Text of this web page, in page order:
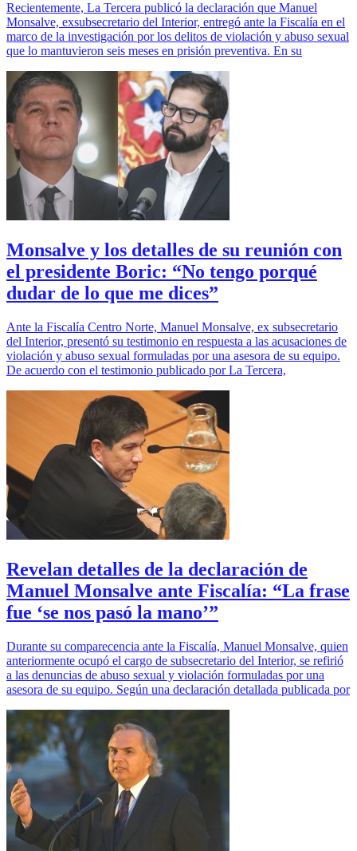
Recientemente, La Tercera publicó la declaración que Manuel
Monsalve, exsubsecretario del Interior, entregó ante la Fiscalía en el
marco de la investigación por los delitos de violación y abuso sexual
que lo mantuvieron seis meses en prisión preventiva. En su
Monsalve y los detalles de su reunión con
el presidente Boric: “No tengo porqué
dudar de lo que me dices”
Ante la Fiscalía Centro Norte, Manuel Monsalve, ex subsecretario
del Interior, presentó su testimonio en respuesta a las acusaciones de
violación y abuso sexual formuladas por una asesora de su equipo.
De acuerdo con el testimonio publicado por La Tercera,
Revelan detalles de la declaración de
Manuel Monsalve ante Fiscalía: “La frase
fue ‘se nos pasó la mano’”
Durante su comparecencia ante la Fiscalía, Manuel Monsalve, quien
anteriormente ocupó el cargo de subsecretario del Interior, se refirió
a las denuncias de abuso sexual y violación formuladas por una
asesora de su equipo. Según una declaración detallada publicada por